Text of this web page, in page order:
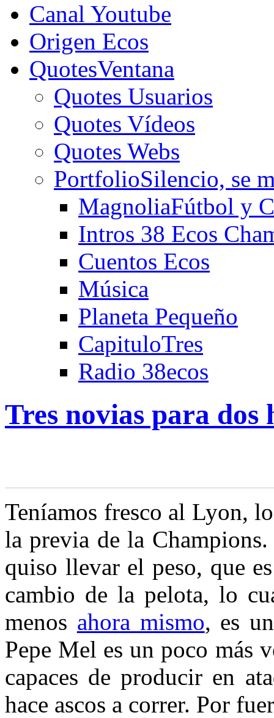
Canal Youtube
Origen Ecos
QuotesVentana
Quotes Usuarios
Quotes Vídeos
Quotes Webs
PortfolioSilencio, se
MagnoliaFútbol y
Intros 38 Ecos
Cuentos Ecos
Música
Planeta Pequeño
CapituloTres
Radio 38ecos
Tres novias para dos
Teníamos fresco al Lyon,
la previa de la
quiso llevar el peso, que
cambio de la pelota, lo
menos ahora mismo, es
Pepe Mel es un poco más
capaces de producir en
hace ascos a correr. Por